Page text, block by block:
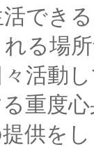
でき
る場
活動
重度
供を